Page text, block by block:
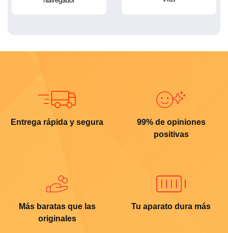
Entrega rápida y segura
99% de opiniones
positivas
Más baratas que las
originales
Tu aparato dura más